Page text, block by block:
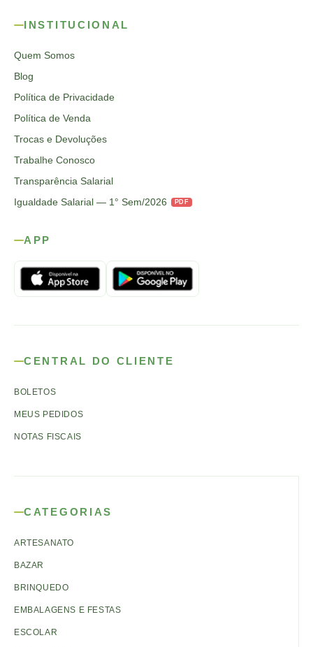
INSTITUCIONAL
Quem Somos
Blog
Política de Privacidade
Política de Venda
Trocas e Devoluções
Trabalhe Conosco
Transparência Salarial
Igualdade Salarial — 1° Sem/2026
PDF
APP
CENTRAL DO CLIENTE
BOLETOS
MEUS PEDIDOS
NOTAS FISCAIS
CATEGORIAS
ARTESANATO
BAZAR
BRINQUEDO
EMBALAGENS E FESTAS
ESCOLAR